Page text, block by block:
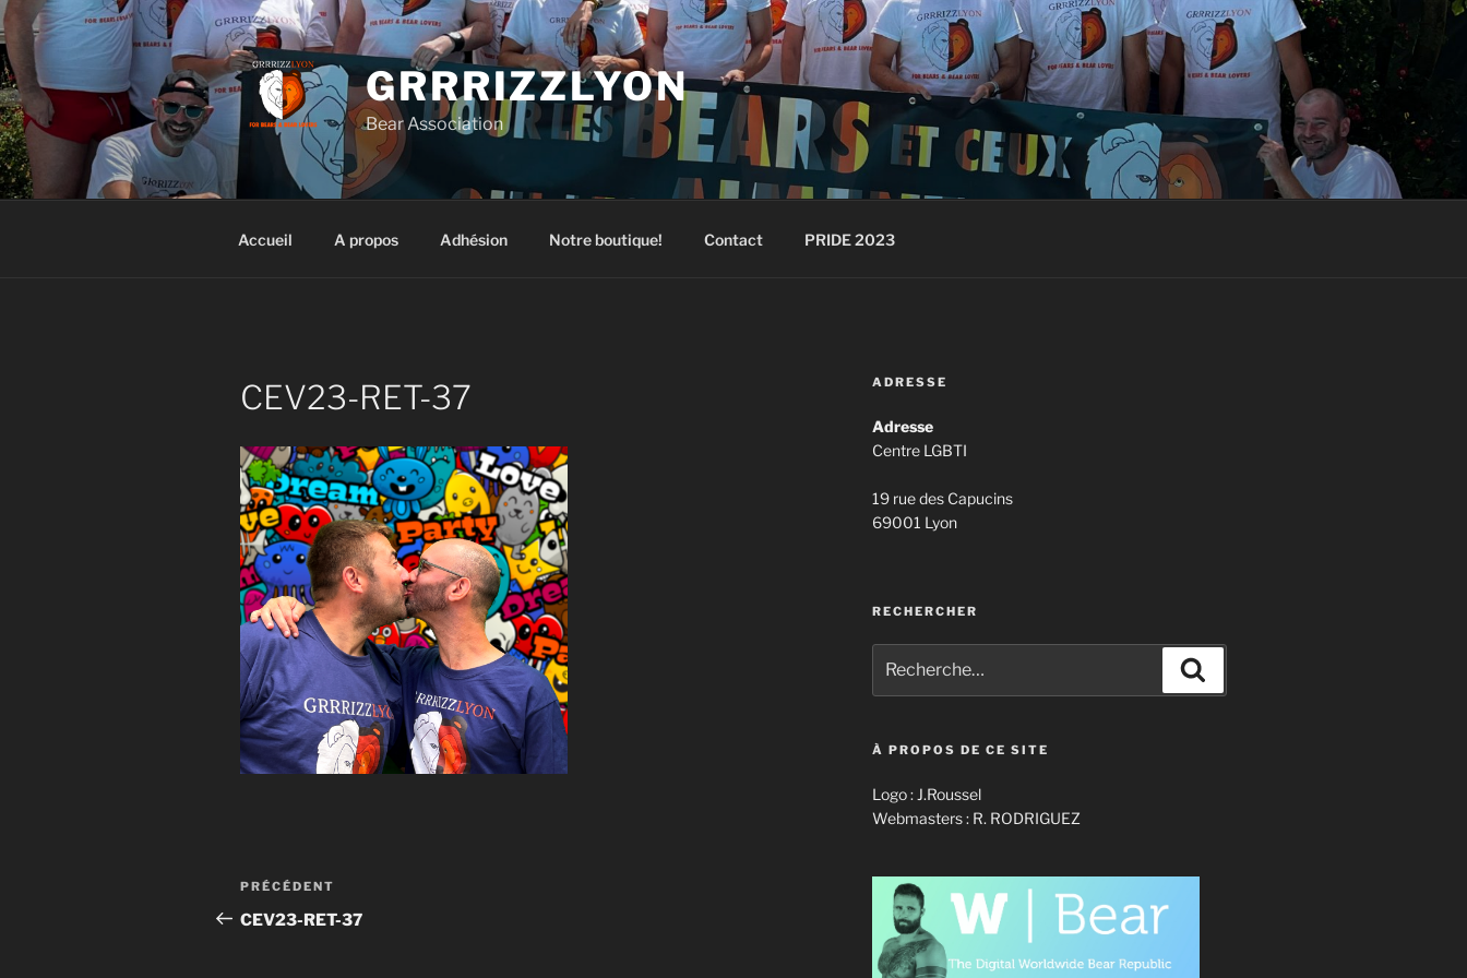
Aller
au
contenu
principal
GRRRIZZLYON
Bear Association
Accueil A propos Adhésion Notre boutique! Contact PRIDE 2023
CEV23-RET-37
Navigation
de
Article
précédent
PRÉCÉDENT
CEV23-RET-37
ADRESSE
Adresse
Centre LGBTI
19 rue des Capucins
69001 Lyon
RECHERCHER
pour
À PROPOS DE CE SITE
Logo : J.Roussel
Webmasters : R. RODRIGUEZ